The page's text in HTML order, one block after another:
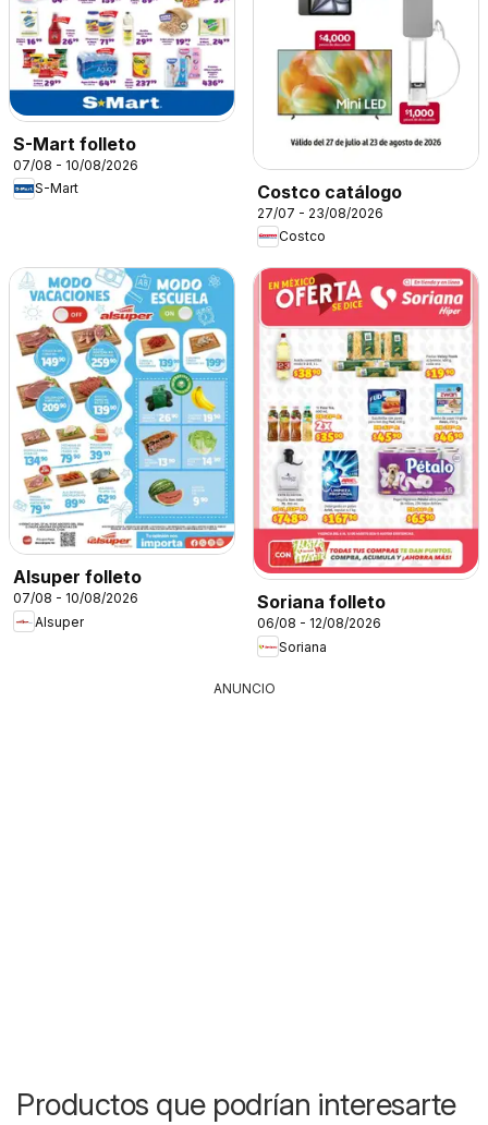
S-Mart folleto
07/08 - 10/08/2026
S-Mart
Costco catálogo
27/07 - 23/08/2026
Costco
Alsuper folleto
07/08 - 10/08/2026
Alsuper
Soriana folleto
06/08 - 12/08/2026
Soriana
ANUNCIO
Productos que podrían interesarte